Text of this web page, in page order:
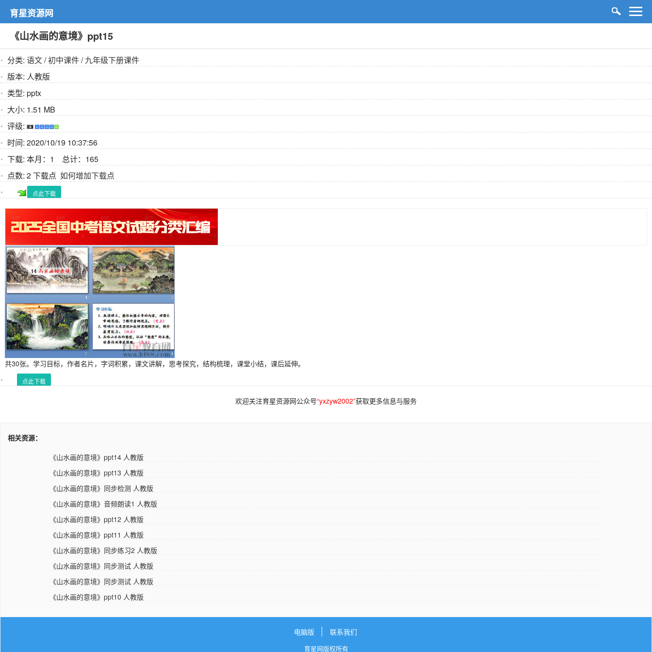
育星资源网
《山水画的意境》ppt15
分类: 语文/初中课件/九年级下册课件
版本: 人教版
类型: pptx
大小: 1.51 MB
评级:
时间: 2020/10/19 10:37:56
下载: 本月：1 总计：165
点数: 2 下载点 如何增加下载点
点此下载
共30张。学习目标，作者名片，字词积累，课文讲解，思考探究，结构梳理，课堂小结，课后延伸。
点此下载
欢迎关注育星资源网公众号“yxzyw2002”获取更多信息与服务
相关资源：
《山水画的意境》ppt14 人教版
《山水画的意境》ppt13 人教版
《山水画的意境》同步检测 人教版
《山水画的意境》音频朗读1 人教版
《山水画的意境》ppt12 人教版
《山水画的意境》ppt11 人教版
《山水画的意境》同步练习2 人教版
《山水画的意境》同步测试 人教版
《山水画的意境》同步测试 人教版
《山水画的意境》ppt10 人教版
电脑版 联系我们
育星网版权所有